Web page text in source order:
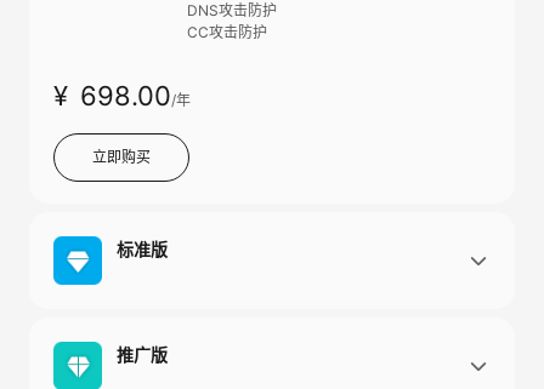
DNS攻击防护
CC攻击防护
¥ 698.00/年
立即购买
标准版
推广版